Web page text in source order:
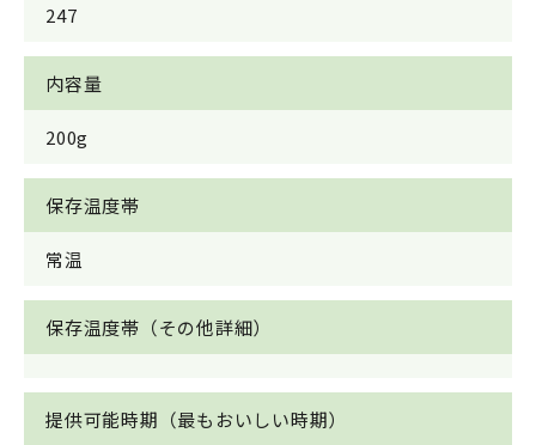
247
内容量
200g
保存温度帯
常温
保存温度帯（その他詳細）
提供可能時期（最もおいしい時期）